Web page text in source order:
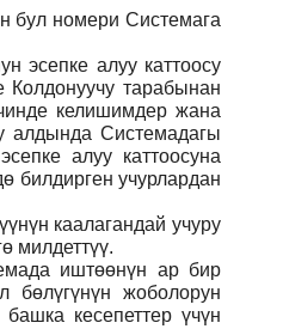
бул номери Системага
эсепке алуу каттоосу
тарабынан
келишимдер жана
алдында Системадагы
алуу каттоосуна
билдирген учурлардан
каалагандай учуру
милдеттүү.
иштөөнүн ар бир
бөлүгүнүн жоболорун
кесепеттер үчүн